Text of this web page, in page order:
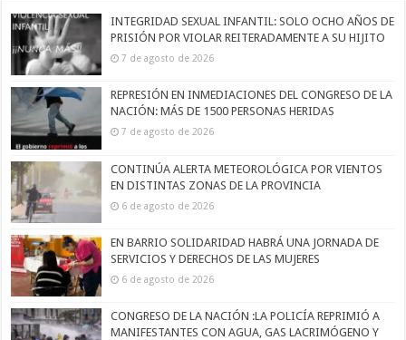
INTEGRIDAD SEXUAL INFANTIL: SOLO OCHO AÑOS DE
PRISIÓN POR VIOLAR REITERADAMENTE A SU HIJITO
7 de agosto de 2026
REPRESIÓN EN INMEDIACIONES DEL CONGRESO DE LA
NACIÓN: MÁS DE 1500 PERSONAS HERIDAS
7 de agosto de 2026
CONTINÚA ALERTA METEOROLÓGICA POR VIENTOS
EN DISTINTAS ZONAS DE LA PROVINCIA
6 de agosto de 2026
EN BARRIO SOLIDARIDAD HABRÁ UNA JORNADA DE
SERVICIOS Y DERECHOS DE LAS MUJERES
6 de agosto de 2026
CONGRESO DE LA NACIÓN :LA POLICÍA REPRIMIÓ A
MANIFESTANTES CON AGUA, GAS LACRIMÓGENO Y